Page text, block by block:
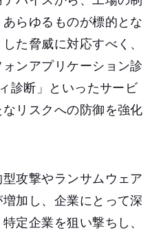
らゆるものが標的とな
た脅威に対応すべく、
ンアプリケーション診
診断」といったサービ
リスクへの防御を強化
攻撃やランサムウェア
加し、企業にとって深
定企業を狙い撃ちし、